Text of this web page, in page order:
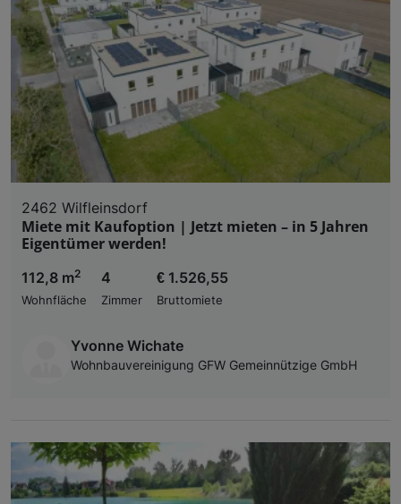
2462 Wilfleinsdorf
Miete mit Kaufoption | Jetzt mieten – in 5 Jahren
Eigentümer werden!
112,8 m2
Wohnfläche
4
Zimmer
€ 1.526,55
Bruttomiete
Yvonne Wichate
Wohnbauvereinigung GFW Gemeinnützige GmbH